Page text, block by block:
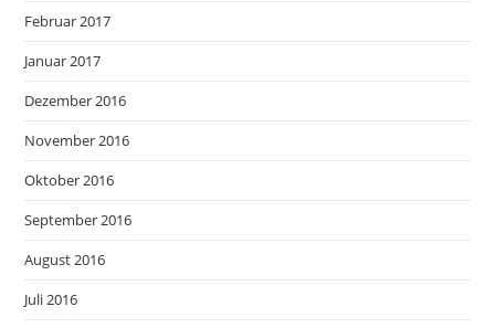
Februar 2017
Januar 2017
Dezember 2016
November 2016
Oktober 2016
September 2016
August 2016
Juli 2016